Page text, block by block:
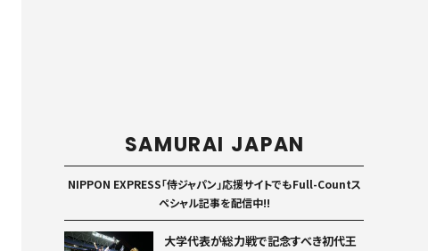
SAMURAI JAPAN
NIPPON EXPRESS「侍ジャパン」応援サイトでもFull-Countス
ペシャル記事を配信中!!
大学代表が総力戦で記念すべき初代王